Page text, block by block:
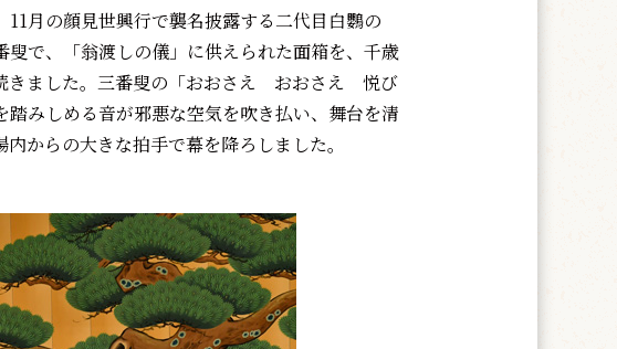
月の顔見世興行で襲名披露する二代目白鸚の
で、「翁渡しの儀」に供えられた面箱を、千歳
きました。三番叟の「おおさえ おおさえ 悦び
みしめる音が邪悪な空気を吹き払い、舞台を清
からの大きな拍手で幕を降ろしました。